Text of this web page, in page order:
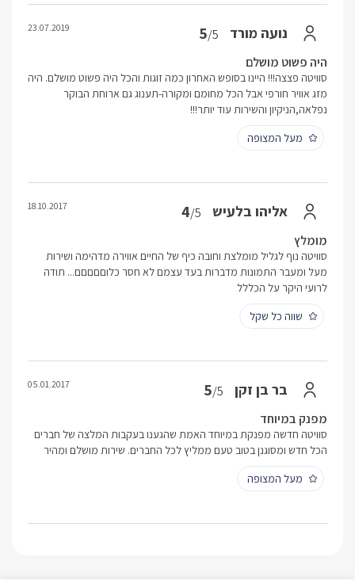
נועה מורד 5/5
23.07.2019
היה פשוט מושלם
סוויטה פצצה!!! היינו בסופש האחרון כמה זוגות והכל היה פשוט מושלם. היה
מזג אוויר חורפי אבל הכל מחומם ומקורה-תענוג גם ארוחת הבוקר
נפלאה,הניקיון והשירות עוד יותר!!!
מעל המצופה
אליהו בלעיש 4/5
18.10.2017
מומלץ
סוויטה נוף לגליל מומלצת וחובה כיף של החיים אווירה מדהימה ושירות
מעל ומעבר התמונות מדברות בעד עצמם לא חסר כלוםםםםם... תודה
לרועי היקר על הכללל
שווה כל שקל
בר בן זקן 5/5
05.01.2017
מפנק במיוחד
סוויטה חדשה מפנקת במיוחד האמת שהגענו בעקבות המלצה של חברים
הכל חדש ומסוגנן בטוב טעם ממליץ לכל החברים. שירות מושלם ומהיר
מעל המצופה